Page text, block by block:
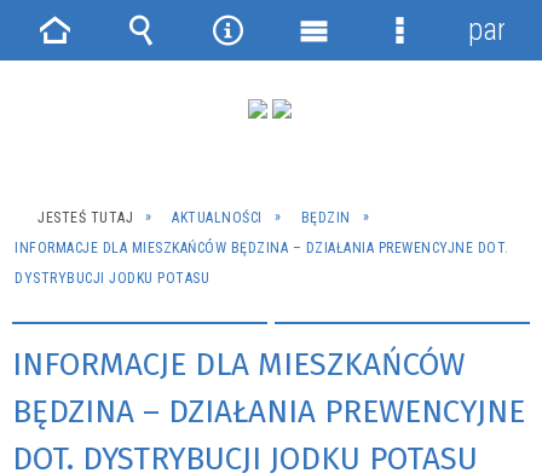
JESTEŚ TUTAJ AKTUALNOŚCI
BĘDZIN
INFORMACJE DLA MIESZKAŃCÓW BĘDZINA – DZIAŁANIA PREWENCYJNE DOT.
DYSTRYBUCJI JODKU POTASU
INFORMACJE DLA MIESZKAŃCÓW
BĘDZINA – DZIAŁANIA PREWENCYJNE
DOT. DYSTRYBUCJI JODKU POTASU
Strona Wyszukiwarka
NarzędziaMenu
Menu
panel